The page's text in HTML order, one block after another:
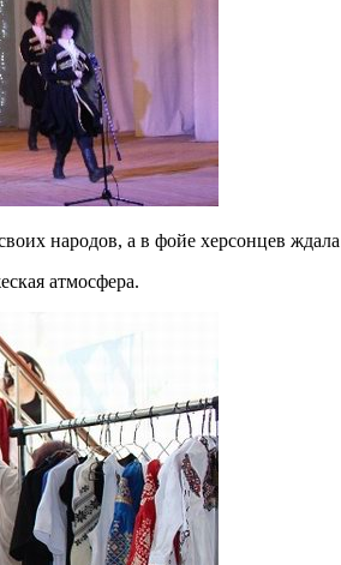
народов, а в фойе херсонцев
атмосфера.